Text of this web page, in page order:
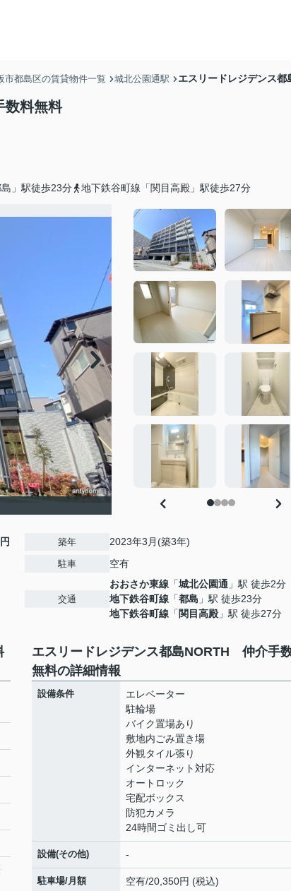
市都島区の賃貸物件一覧 城北公園通駅 エスリードレジデンス
数料無料
」駅徒歩23分 地下鉄谷町線「関目高殿」駅徒歩27分
築年 2023年3月(築3年)
駐車 空有
交通
おおさか東線 「城北公園通 」駅 徒歩2分
地下鉄谷町線 「都島 」駅 徒歩23分
地下鉄谷町線 「 関目高殿 」駅 徒歩27分
エスリードレジデンス都島NORTH 仲介手
無料の詳細情報
設備条件
エレベーター
駐輪場
バイク置場あり
敷地内ごみ置き場
外観タイル張り
インターネット対応
オートロック
宅配ボックス
防犯カメラ
24時間ゴミ出し可
設備(その他) -
駐車場/月額 空有/20,350円 (税込)